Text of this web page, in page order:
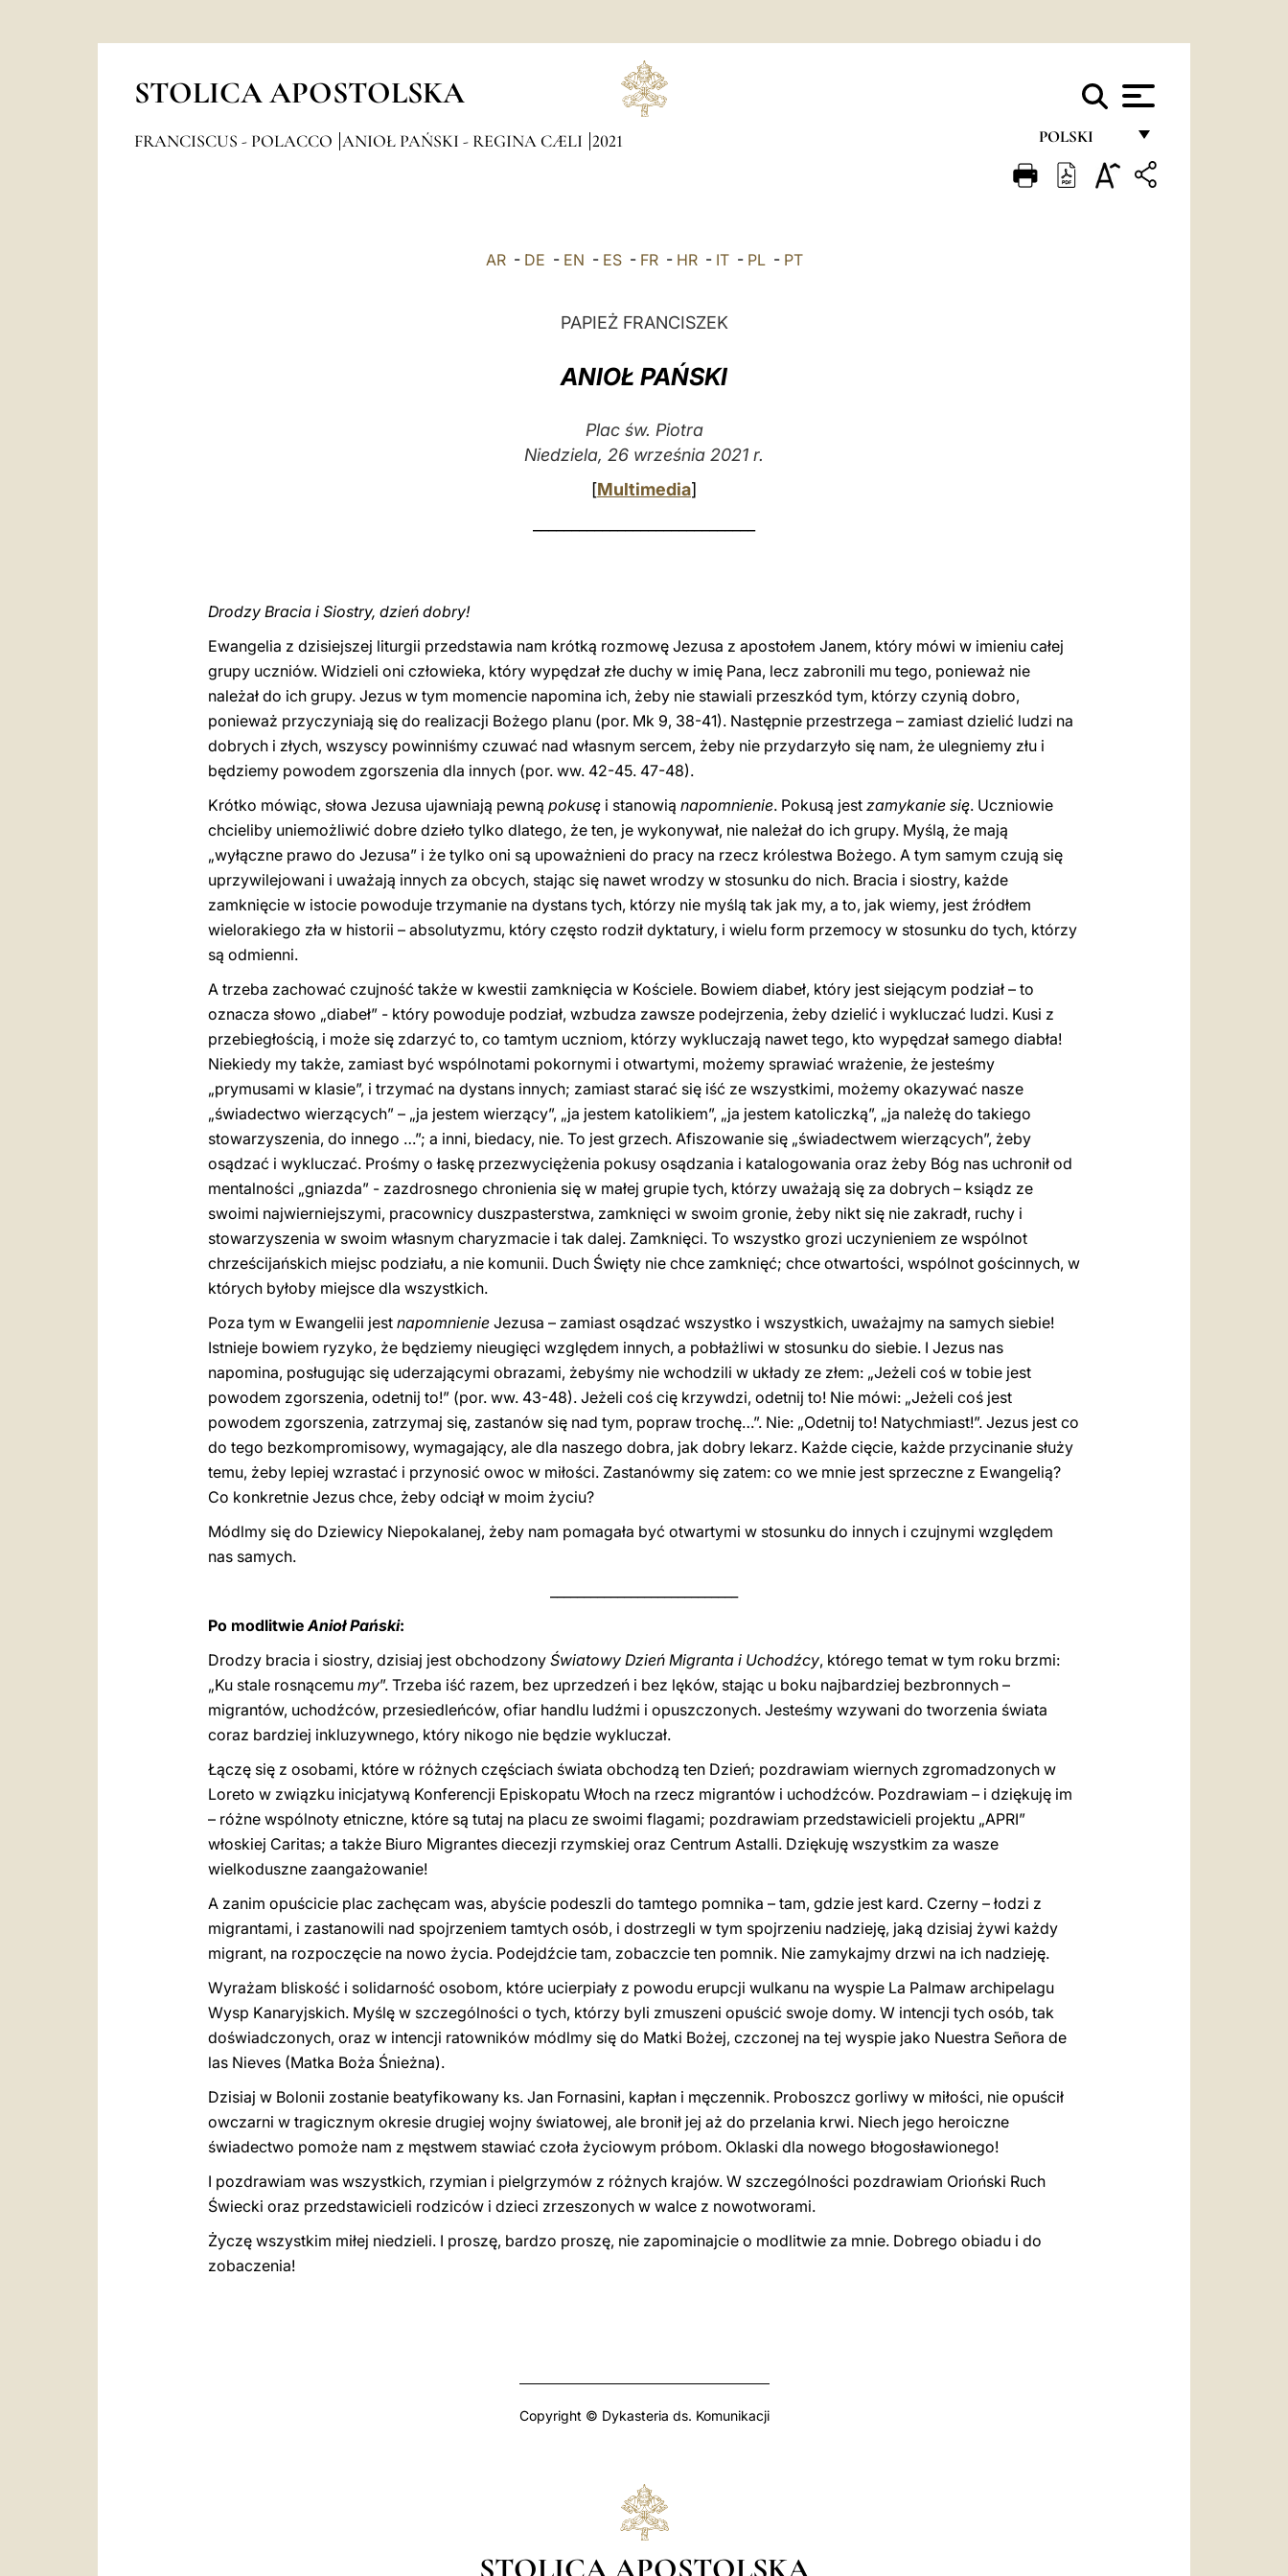
STOLICA APOSTOLSKA
POLSKI
FRANÇAIS
FRANCISCUS - POLACCO ANIOŁ PAŃSKI - REGINA CÆLI 2021
AR- DE - EN - ES- FR- HR- IT- PL- PT
PAPIEŻ FRANCISZEK
ANIOŁ PAŃSKI
Plac św. Piotra
Niedziela, 26 września 2021 r.
[Multimedia]
Drodzy Bracia i Siostry, dzień dobry!
Ewangelia z dzisiejszej liturgii przedstawia nam krótką rozmowę Jezusa z apostołem Janem, który mówi w imieniu całej
grupy uczniów. Widzieli oni człowieka, który wypędzał złe duchy w imię Pana, lecz zabronili mu tego, ponieważ nie
należał do ich grupy. Jezus w tym momencie napomina ich, żeby nie stawiali przeszkód tym, którzy czynią dobro,
ponieważ przyczyniają się do realizacji Bożego planu (por. Mk 9, 38-41). Następnie przestrzega – zamiast dzielić ludzi na
dobrych i złych, wszyscy powinniśmy czuwać nad własnym sercem, żeby nie przydarzyło się nam, że ulegniemy złu i
będziemy powodem zgorszenia dla innych (por. ww. 42-45. 47-48).
Krótko mówiąc, słowa Jezusa ujawniają pewną pokusę i stanowią napomnienie. Pokusą jest zamykanie się. Uczniowie
chcieliby uniemożliwić dobre dzieło tylko dlatego, że ten, je wykonywał, nie należał do ich grupy. Myślą, że mają
„wyłączne prawo do Jezusa” i że tylko oni są upoważnieni do pracy na rzecz królestwa Bożego. A tym samym czują się
uprzywilejowani i uważają innych za obcych, stając się nawet wrodzy w stosunku do nich. Bracia i siostry, każde
zamknięcie w istocie powoduje trzymanie na dystans tych, którzy nie myślą tak jak my, a to, jak wiemy, jest źródłem
wielorakiego zła w historii – absolutyzmu, który często rodził dyktatury, i wielu form przemocy w stosunku do tych, którzy
są odmienni.
A trzeba zachować czujność także w kwestii zamknięcia w Kościele. Bowiem diabeł, który jest siejącym podział – to
oznacza słowo „diabeł” - który powoduje podział, wzbudza zawsze podejrzenia, żeby dzielić i wykluczać ludzi. Kusi z
przebiegłością, i może się zdarzyć to, co tamtym uczniom, którzy wykluczają nawet tego, kto wypędzał samego diabła!
Niekiedy my także, zamiast być wspólnotami pokornymi i otwartymi, możemy sprawiać wrażenie, że jesteśmy
„prymusami w klasie”, i trzymać na dystans innych; zamiast starać się iść ze wszystkimi, możemy okazywać nasze
„świadectwo wierzących” – „ja jestem wierzący”, „ja jestem katolikiem”, „ja jestem katoliczką”, „ja należę do takiego
stowarzyszenia, do innego …”; a inni, biedacy, nie. To jest grzech. Afiszowanie się „świadectwem wierzących”, żeby
osądzać i wykluczać. Prośmy o łaskę przezwyciężenia pokusy osądzania i katalogowania oraz żeby Bóg nas uchronił od
mentalności „gniazda” - zazdrosnego chronienia się w małej grupie tych, którzy uważają się za dobrych – ksiądz ze
swoimi najwierniejszymi, pracownicy duszpasterstwa, zamknięci w swoim gronie, żeby nikt się nie zakradł, ruchy i
stowarzyszenia w swoim własnym charyzmacie i tak dalej. Zamknięci. To wszystko grozi uczynieniem ze wspólnot
chrześcijańskich miejsc podziału, a nie komunii. Duch Święty nie chce zamknięć; chce otwartości, wspólnot gościnnych, w
których byłoby miejsce dla wszystkich.
Poza tym w Ewangelii jest napomnienie Jezusa – zamiast osądzać wszystko i wszystkich, uważajmy na samych siebie!
Istnieje bowiem ryzyko, że będziemy nieugięci względem innych, a pobłażliwi w stosunku do siebie. I Jezus nas
napomina, posługując się uderzającymi obrazami, żebyśmy nie wchodzili w układy ze złem: „Jeżeli coś w tobie jest
powodem zgorszenia, odetnij to!” (por. ww. 43-48). Jeżeli coś cię krzywdzi, odetnij to! Nie mówi: „Jeżeli coś jest
powodem zgorszenia, zatrzymaj się, zastanów się nad tym, popraw trochę…”. Nie: „Odetnij to! Natychmiast!”. Jezus jest co
do tego bezkompromisowy, wymagający, ale dla naszego dobra, jak dobry lekarz. Każde cięcie, każde przycinanie służy
temu, żeby lepiej wzrastać i przynosić owoc w miłości. Zastanówmy się zatem: co we mnie jest sprzeczne z Ewangelią?
Co konkretnie Jezus chce, żeby odciął w moim życiu?
Módlmy się do Dziewicy Niepokalanej, żeby nam pomagała być otwartymi w stosunku do innych i czujnymi względem
nas samych.
Po modlitwieAnioł Pański:
Drodzy bracia i siostry, dzisiaj jest obchodzony Światowy Dzień Migranta i Uchodźcy, którego temat w tym roku brzmi:
„Ku stale rosnącemu my”. Trzeba iść razem, bez uprzedzeń i bez lęków, stając u boku najbardziej bezbronnych –
migrantów, uchodźców, przesiedleńców, ofiar handlu ludźmi i opuszczonych. Jesteśmy wzywani do tworzenia świata
coraz bardziej inkluzywnego, który nikogo nie będzie wykluczał.
Łączę się z osobami, które w różnych częściach świata obchodzą ten Dzień; pozdrawiam wiernych zgromadzonych w
Loreto w związku inicjatywą Konferencji Episkopatu Włoch na rzecz migrantów i uchodźców. Pozdrawiam – i dziękuję im
– różne wspólnoty etniczne, które są tutaj na placu ze swoimi flagami; pozdrawiam przedstawicieli projektu „APRI”
włoskiej Caritas; a także Biuro Migrantes diecezji rzymskiej oraz Centrum Astalli. Dziękuję wszystkim za wasze
wielkoduszne zaangażowanie!
A zanim opuścicie plac zachęcam was, abyście podeszli do tamtego pomnika – tam, gdzie jest kard. Czerny – łodzi z
migrantami, i zastanowili nad spojrzeniem tamtych osób, i dostrzegli w tym spojrzeniu nadzieję, jaką dzisiaj żywi każdy
migrant, na rozpoczęcie na nowo życia. Podejdźcie tam, zobaczcie ten pomnik. Nie zamykajmy drzwi na ich nadzieję.
Wyrażam bliskość i solidarność osobom, które ucierpiały z powodu erupcji wulkanu na wyspie La Palmaw archipelagu
Wysp Kanaryjskich. Myślę w szczególności o tych, którzy byli zmuszeni opuścić swoje domy. W intencji tych osób, tak
doświadczonych, oraz w intencji ratowników módlmy się do Matki Bożej, czczonej na tej wyspie jako Nuestra Señora de
las Nieves (Matka Boża Śnieżna).
Dzisiaj w Bolonii zostanie beatyfikowany ks. Jan Fornasini, kapłan i męczennik. Proboszcz gorliwy w miłości, nie opuścił
owczarni w tragicznym okresie drugiej wojny światowej, ale bronił jej aż do przelania krwi. Niech jego heroiczne
świadectwo pomoże nam z męstwem stawiać czoła życiowym próbom. Oklaski dla nowego błogosławionego!
I pozdrawiam was wszystkich, rzymian i pielgrzymów z różnych krajów. W szczególności pozdrawiam Orioński Ruch
Świecki oraz przedstawicieli rodziców i dzieci zrzeszonych w walce z nowotworami.
Życzę wszystkim miłej niedzieli. I proszę, bardzo proszę, nie zapominajcie o modlitwie za mnie. Dobrego obiadu i do
zobaczenia!
Copyright © Dykasteria ds. Komunikacji
STOLICA APOSTOLSKA